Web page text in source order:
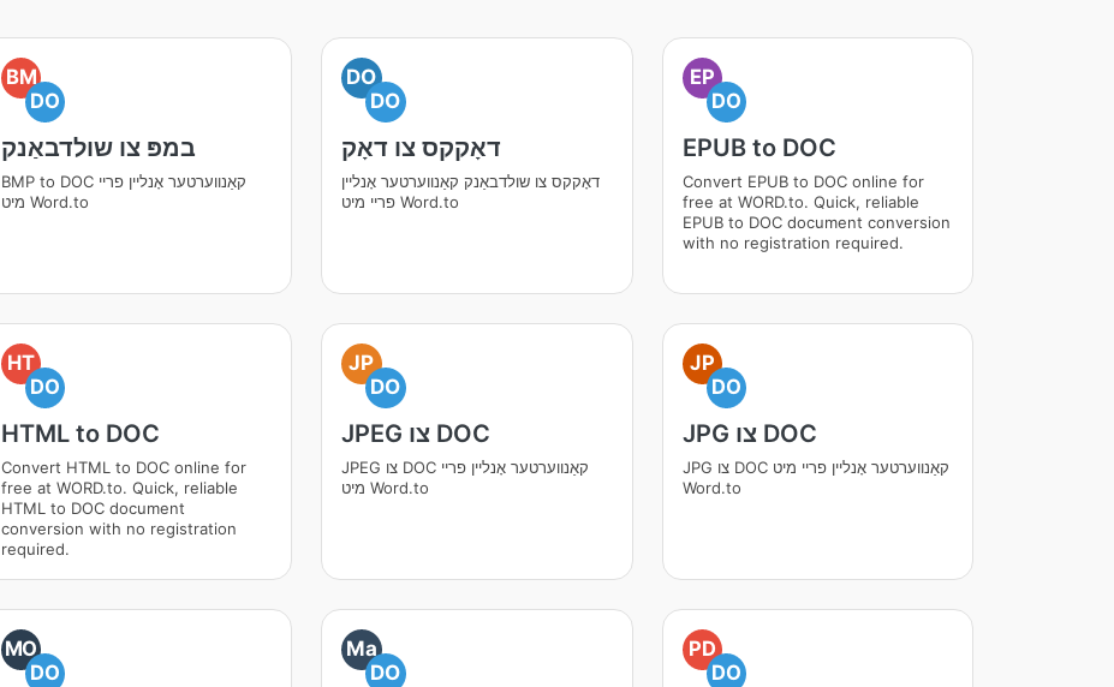
BM
DO
במפּ צו שולדבאַנק
BMP to DOC קאַנווערטער אָנליין פריי
מיט Word.to
DO
DO
דאָקקס צו דאָק
דאָקקס צו שולדבאַנק קאַנווערטער אָנליין
פריי מיט Word.to
EP
DO
EPUB to DOC
Convert EPUB to DOC online for
free at WORD.to. Quick, reliable
EPUB to DOC document conversion
with no registration required.
HT
DO
HTML to DOC
Convert HTML to DOC online for
free at WORD.to. Quick, reliable
HTML to DOC document
conversion with no registration
required.
JP
DO
JPEG צו DOC
JPEG צו DOC קאַנווערטער אָנליין פריי
מיט Word.to
JP
DO
JPG צו DOC
JPG צו DOC קאַנווערטער אָנליין פריי מיט
Word.to
MO
DO
Ma
DO
PD
DO